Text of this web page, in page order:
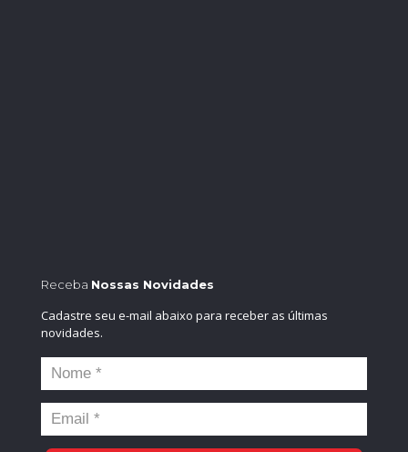
Receba Nossas Novidades
Cadastre seu e-mail abaixo para receber as últimas
novidades.